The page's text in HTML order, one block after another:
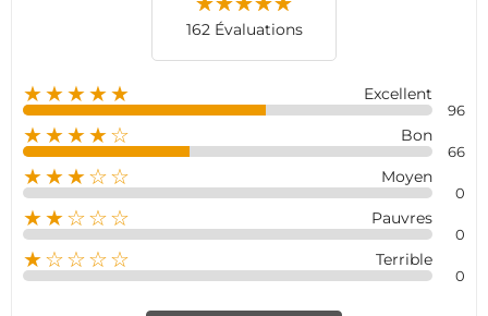
162 Évaluations
★★★★★ Excellent
96
★★★★☆ Bon
66
★★★☆☆ Moyen
0
★★☆☆☆ Pauvres
0
★☆☆☆☆ Terrible
0